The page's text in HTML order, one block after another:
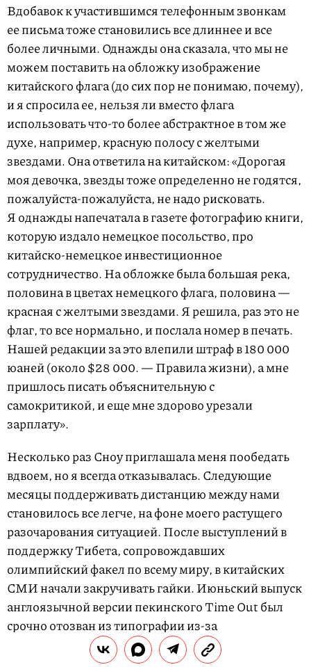
Вдобавок к участившимся телефонным звонкам
ее письма тоже становились все длиннее и все
более личными. Однажды она сказала, что мы не
можем поставить на обложку изображение
китайского флага (до сих пор не понимаю, почему),
и я спросила ее, нельзя ли вместо флага
использовать что-то более абстрактное в том же
духе, например, красную полосу с желтыми
звездами. Она ответила на китайском: «Дорогая
моя девочка, звезды тоже определенно не годятся,
пожалуйста-пожалуйста, не надо рисковать.
Я однажды напечатала в газете фотографию книги,
которую издало немецкое посольство, про
китайско-немецкое инвестиционное
сотрудничество. На обложке была большая река,
половина в цветах немецкого флага, половина —
красная с желтыми звездами. Я решила, раз это не
флаг, то все нормально, и послала номер в печать.
Нашей редакции за это влепили штраф в 180 000
юаней (около $28 000. — Правила жизни), а мне
пришлось писать объяснительную с
самокритикой, и еще мне здорово урезали
зарплату».
Несколько раз Сноу приглашала меня пообедать
вдвоем, но я всегда отказывалась. Следующие
месяцы поддерживать дистанцию между нами
становилось все легче, на фоне моего растущего
разочарования ситуацией. После выступлений в
поддержку Тибета, сопровождавших
олимпийский факел по всему миру, в китайских
СМИ начали закручивать гайки. Июньский выпуск
англоязычной версии пекинского Time Out был
срочно отозван из типографии из-за
незначительного лицензионного нарушения (у нее
не было собственной лицензии, и она